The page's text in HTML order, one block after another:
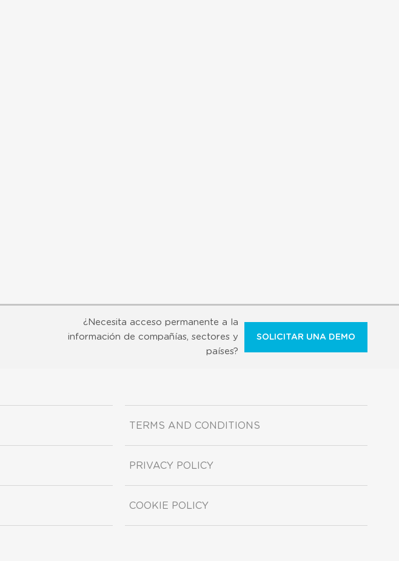
¿Necesita acceso permanente a la
información de compañías, sectores y
países?
SOLICITAR UNA DEMO
TERMS AND CONDITIONS
PRIVACY POLICY
COOKIE POLICY